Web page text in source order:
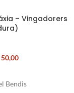
– Vingadorers
Bendis